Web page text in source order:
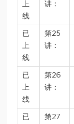
上
线
讲：
已
上
线
第25
讲：
已
上
线
第26
讲：
已
第27